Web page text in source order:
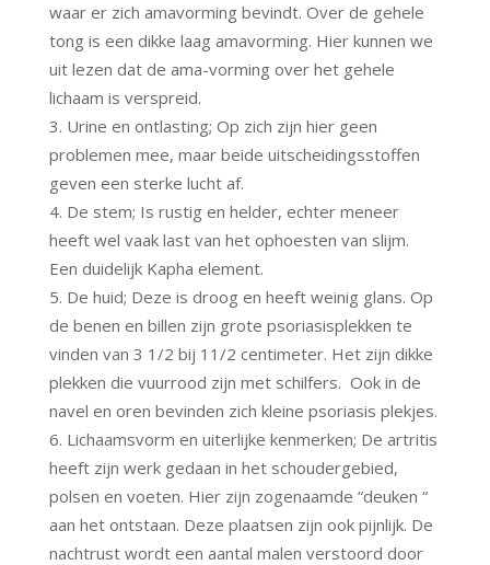
waar er zich amavorming bevindt. Over de gehele
tong is een dikke laag amavorming. Hier kunnen we
uit lezen dat de ama-vorming over het gehele
lichaam is verspreid.
Urine en ontlasting; Op zich zijn hier geen
problemen mee, maar beide uitscheidingsstoffen
geven een sterke lucht af.
De stem; Is rustig en helder, echter meneer
heeft wel vaak last van het ophoesten van slijm.
Een duidelijk Kapha element.
De huid; Deze is droog en heeft weinig glans. Op
de benen en billen zijn grote psoriasisplekken te
vinden van 3 1/2 bij 11/2 centimeter. Het zijn dikke
plekken die vuurrood zijn met schilfers. Ook in de
navel en oren bevinden zich kleine psoriasis plekjes.
Lichaamsvorm en uiterlijke kenmerken; De artritis
heeft zijn werk gedaan in het schoudergebied,
polsen en voeten. Hier zijn zogenaamde “deuken “
aan het ontstaan. Deze plaatsen zijn ook pijnlijk. De
nachtrust wordt een aantal malen verstoord door